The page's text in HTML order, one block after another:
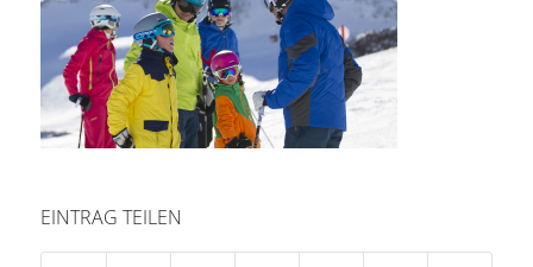
EINTRAG TEILEN